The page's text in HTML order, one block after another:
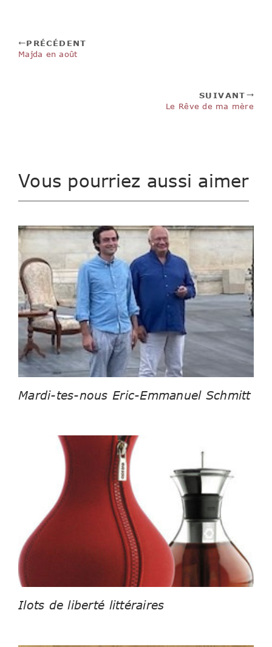
PRÉCÉDENT
Majda en août
SUIVANT
Le Rêve de ma mère
Vous pourriez aussi aimer
Mardi-tes-nous Eric-Emmanuel Schmitt
Ilots de liberté littéraires